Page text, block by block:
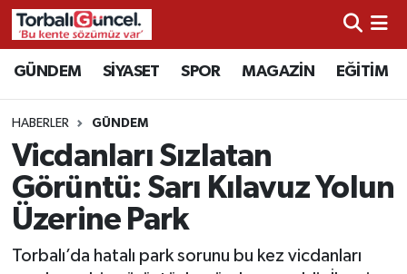
GÜNDEM SİYASET SPOR MAGAZİN EĞİTİM
HABERLER GÜNDEM
Vicdanları Sızlatan
Görüntü: Sarı Kılavuz Yolun
Üzerine Park
Torbalı’da hatalı park sorunu bu kez vicdanları
İzmir Nöbetçi Eczaneler
İzmir Hava Durumu
İzmir Namaz Vakitleri
İzmir Trafik Yoğunluk Haritası
Süper Lig Puan Durumu ve Fikstür